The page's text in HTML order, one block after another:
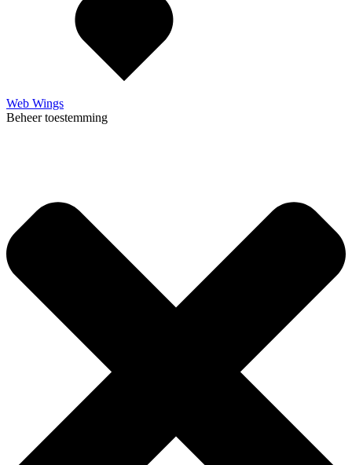
Web Wings
Beheer toestemming